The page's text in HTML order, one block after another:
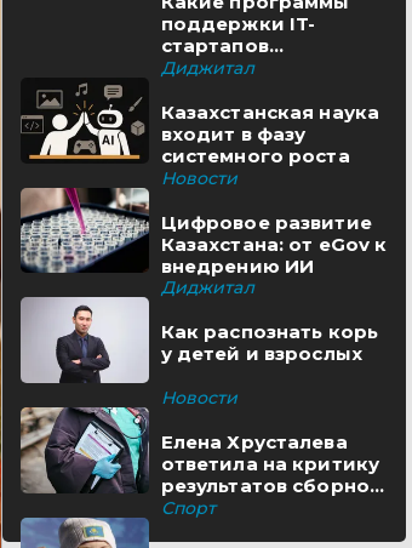
поддержки IT-
стартапов
реализуются в
Диджитал
Казахстанская наука
входит в фазу
системного роста
Новости
Цифровое развитие
Казахстана: от eGov к
внедрению ИИ
Диджитал
Как распознать корь
у детей и взрослых
Новости
Елена Хрусталева
ответила на критику
результатов сборной
Казахстана
Спорт